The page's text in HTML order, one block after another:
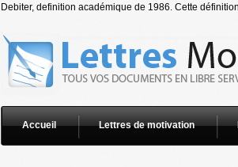
Debiter, definition académique de 1986. Cette
Accueil Lettres de motivation